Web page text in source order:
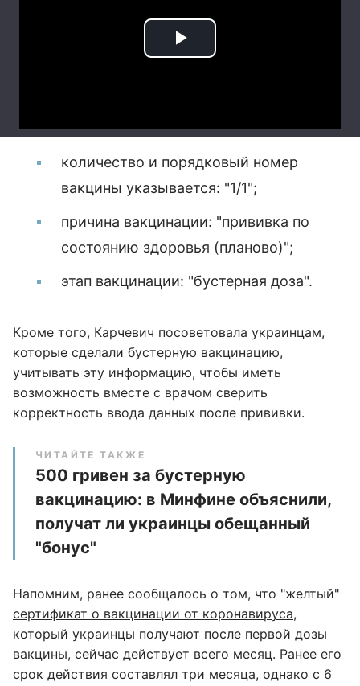
количество и порядковый номер
вакцины указывается: "1/1";
причина вакцинации: "прививка по
состоянию здоровья (планово)";
этап вакцинации: "бустерная доза".
Кроме того, Карчевич посоветовала украинцам,
которые сделали бустерную вакцинацию,
учитывать эту информацию, чтобы иметь
возможность вместе с врачом сверить
корректность ввода данных после прививки.
ЧИТАЙТЕ ТАКЖЕ
500 гривен за бустерную
вакцинацию: в Минфине объяснили,
получат ли украинцы обещанный
"бонус"
Напомним, ранее сообщалось о том, что "желтый"
сертификат о вакцинации от коронавируса,
который украинцы получают после первой дозы
вакцины, сейчас действует всего месяц. Ранее его
срок действия составлял три месяца, однако с 6